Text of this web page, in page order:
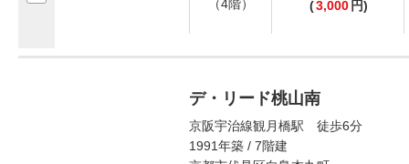
（4階）
(3,000 円)
デ・リード桃山南
京阪宇治線観月橋駅 徒歩6分
1991年築 / 7階建